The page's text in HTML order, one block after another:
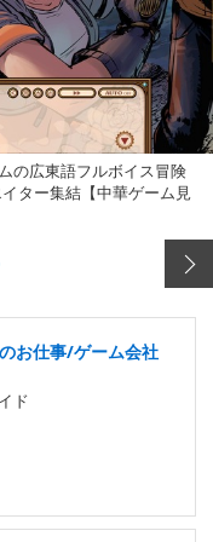
の広東語フルボイス冒険
ター集結【中華ゲーム見
お仕事/ゲーム会社
ド